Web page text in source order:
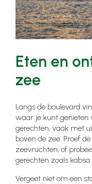
Eten en
zee
Langs de boulevard
waar je kunt genieten
gerechten, vaak met
boven de zee. Proef
zeevruchten, of
gerechten zoals
Vergeet niet om een